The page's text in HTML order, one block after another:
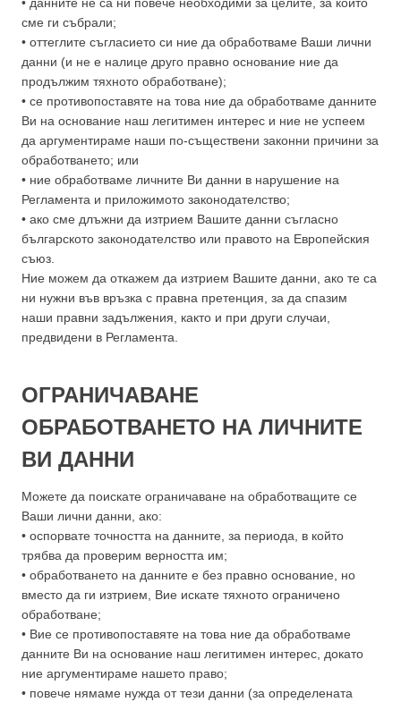
• данните не са ни повече необходими за целите, за които
сме ги събрали;
• оттеглите съгласието си ние да обработваме Ваши лични
данни (и не е налице друго правно основание ние да
продължим тяхното обработване);
• се противопоставяте на това ние да обработваме данните
Ви на основание наш легитимен интерес и ние не успеем
да аргументираме наши по-съществени законни причини за
обработването; или
• ние обработваме личните Ви данни в нарушение на
Регламента и приложимото законодателство;
• ако сме длъжни да изтрием Вашите данни съгласно
българското законодателство или правото на Европейския
съюз.
Ние можем да откажем да изтрием Вашите данни, ако те са
ни нужни във връзка с правна претенция, за да спазим
наши правни задължения, както и при други случаи,
предвидени в Регламента.
ОГРАНИЧАВАНЕ
ОБРАБОТВАНЕТО НА ЛИЧНИТЕ
ВИ ДАННИ
Можете да поискате ограничаване на обработващите се
Ваши лични данни, ако:
• оспорвате точността на данните, за периода, в който
трябва да проверим верността им;
• обработването на данните е без правно основание, но
вместо да ги изтрием, Вие искате тяхното ограничено
обработване;
• Вие се противопоставяте на това ние да обработваме
данните Ви на основание наш легитимен интерес, докато
ние аргументираме нашето право;
• повече нямаме нужда от тези данни (за определената